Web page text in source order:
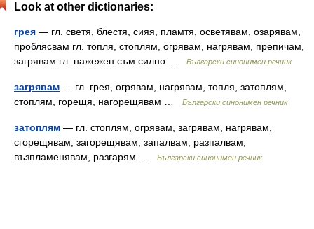
Look at other dictionaries:
грея — гл. светя, блестя, сияя, пламтя, осветявам, озарявам,
проблясвам гл. топля, стоплям, огрявам, нагрявам, препичам,
загрявам гл. нажежен съм силно …
Български синонимен речник
загрявам — гл. грея, огрявам, нагрявам, топля, затоплям,
стоплям, горещя, нагорещявам …
Български синонимен речник
затоплям — гл. стоплям, огрявам, загрявам, нагрявам,
сгорещявам, загорещявам, запалвам, разпалвам,
възпламенявам, разгарям …
Български синонимен речник